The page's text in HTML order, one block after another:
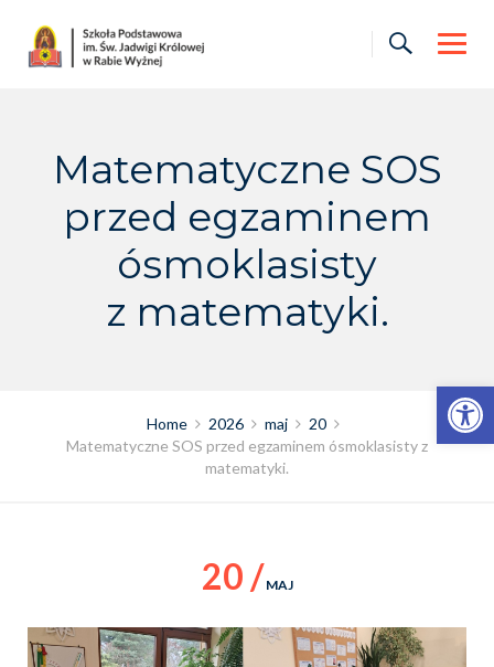
Otwórz pasek narzędzi
content
Matematyczne SOS
przed egzaminem
ósmoklasisty
z matematyki.
Home 2026 maj
20
Matematyczne SOS przed egzaminem ósmoklasisty z
matematyki.
20 / MAJ